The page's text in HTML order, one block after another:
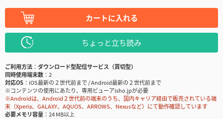
カートに入れる
ちょっと立ち読み
ご利用方法
ダウンロード型配信サービス（買切型）
同時使用端末数
2
対応OS
iOS最新の２世代前まで / Android最新の２世代前まで
※コンテンツの使用にあたり、専用ビューアisho.jpが必要
※Androidは、Android２世代前の端末のうち、国内キャリア経由で販売されている端
末（Xperia、GALAXY、AQUOS、ARROWS、Nexusなど）にて動作確認しています
必要メモリ容量
24 MB以上